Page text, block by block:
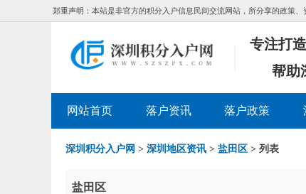
郑重声明：本站是非官方的积分入户信息民间交流网站，所分享的政策
专注打造
帮助
网站首页 落户资讯 落户政策
深圳积分入户网 > 深圳地区资讯 > 盐田区 > 列表
盐田区